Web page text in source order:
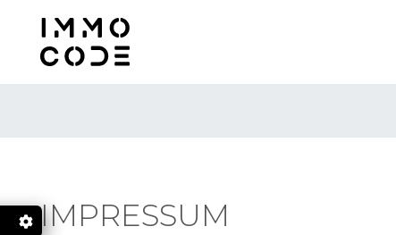
IMPRESSUM